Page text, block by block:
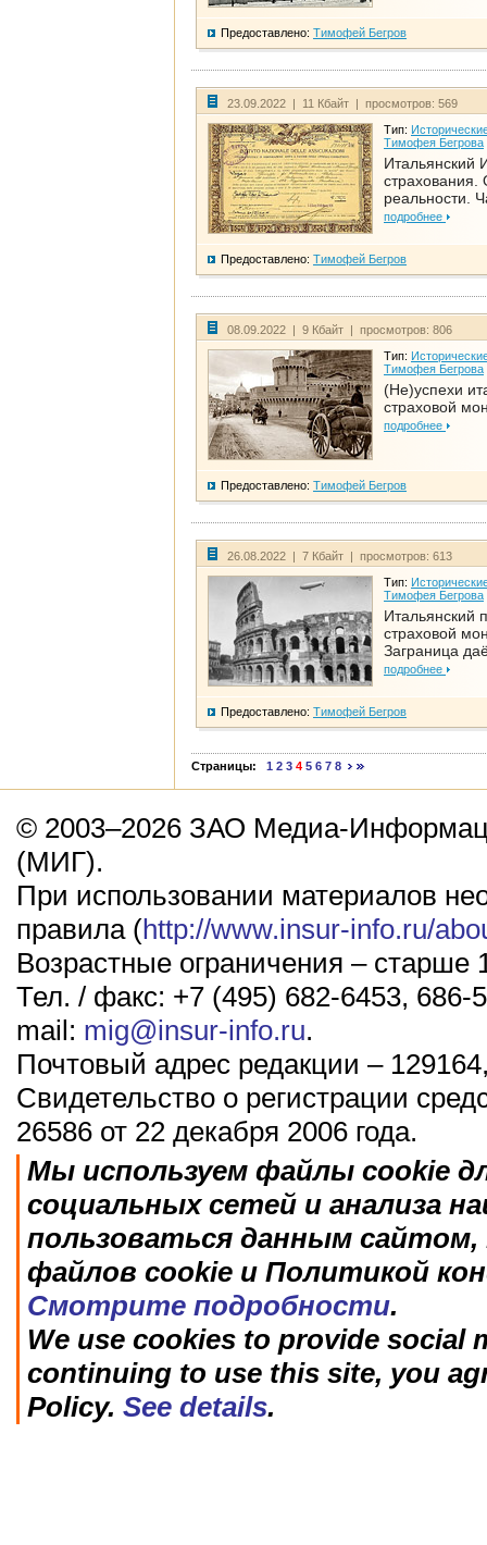
Предоставлено: Тимофей Бегров
23.09.2022 | 11 Кбайт | просмотров: 569
Тип:
Тимофея Бегрова
Итальянский
страхования.
реальности.
подробнее
Предоставлено: Тимофей Бегров
08.09.2022 | 9 Кбайт | просмотров: 806
Тип:
Тимофея Бегрова
(Не)успехи
страховой
подробнее
Предоставлено: Тимофей Бегров
26.08.2022 | 7 Кбайт | просмотров: 613
Тип:
Тимофея Бегрова
Итальянский
страховой
Заграница
подробнее
Предоставлено: Тимофей Бегров
Страницы: 1 2 3 4 5 6 7 8
© 2003–2026 ЗАО Медиа-
(МИГ).
При использовании материалов
правила (http://www.insur-info.ru/
Возрастные ограничения – старше
Тел. / факс: +7 (495) 682-6453, 686-
mail: mig@insur-info.ru.
Почтовый адрес редакции –
Свидетельство о регистрации
26586 от 22 декабря 2006 года.
Мы используем файлы cookie
социальных сетей и анализа
пользоваться данным
файлов cookie и Политикой
Смотрите подробности.
We use cookies to provide social
continuing to use this site, you
Policy. See details.